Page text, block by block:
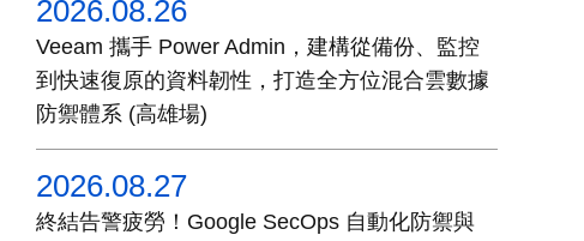
2026.08.26
Veeam 攜手 Power Admin，建構從備份、監控
到快速復原的資料韌性，打造全方位混合雲數據
防禦體系 (高雄場)
2026.08.27
終結告警疲勞！Google SecOps 自動化防禦與